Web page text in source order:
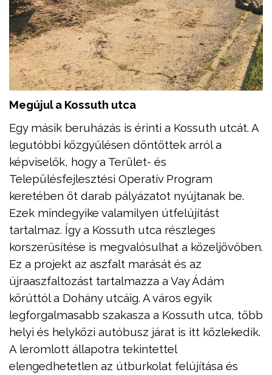
Megújul a Kossuth utca
Egy másik beruházás is érinti a Kossuth utcát. A
legutóbbi közgyűlésen döntöttek arról a
képviselők, hogy a Terület- és
Településfejlesztési Operatív Program
keretében öt darab pályázatot nyújtanak be.
Ezek mindegyike valamilyen útfelújítást
tartalmaz. Így a Kossuth utca részleges
korszerűsítése is megvalósulhat a közeljövőben.
Ez a projekt az aszfalt marását és az
újraaszfaltozást tartalmazza a Vay Ádám
körúttól a Dohány utcáig. A város egyik
legforgalmasabb szakasza a Kossuth utca, több
helyi és helyközi autóbusz járat is itt közlekedik.
A leromlott állapotra tekintettel
elengedhetetlen az útburkolat felújítása és